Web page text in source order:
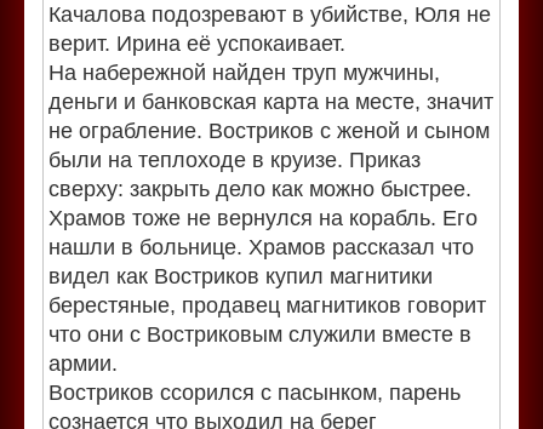
Качалова подозревают в убийстве, Юля не
верит. Ирина её успокаивает.
На набережной найден труп мужчины,
деньги и банковская карта на месте, значит
не ограбление. Востриков с женой и сыном
были на теплоходе в круизе. Приказ
сверху: закрыть дело как можно быстрее.
Храмов тоже не вернулся на корабль. Его
нашли в больнице. Храмов рассказал что
видел как Востриков купил магнитики
берестяные, продавец магнитиков говорит
что они с Востриковым служили вместе в
армии.
Востриков ссорился с пасынком, парень
сознается что выходил на берег